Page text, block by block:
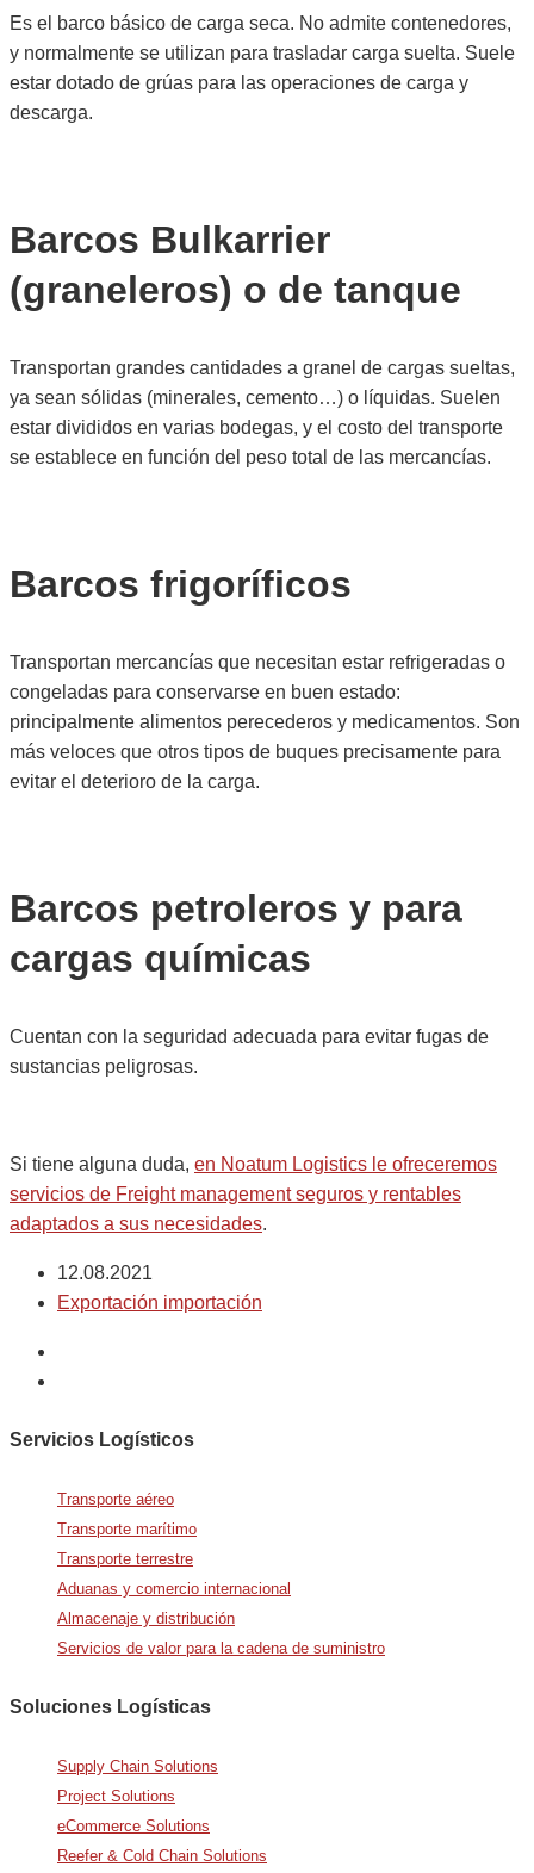
Es el barco básico de carga seca. No admite contenedores,
y normalmente se utilizan para trasladar carga suelta. Suele
estar dotado de grúas para las operaciones de carga y
descarga.
Barcos Bulkarrier
(graneleros) o de tanque
Transportan grandes cantidades a granel de cargas sueltas,
ya sean sólidas (minerales, cemento…) o líquidas. Suelen
estar divididos en varias bodegas, y el costo del transporte
se establece en función del peso total de las mercancías.
Barcos frigoríficos
Transportan mercancías que necesitan estar refrigeradas o
congeladas para conservarse en buen estado:
principalmente alimentos perecederos y medicamentos. Son
más veloces que otros tipos de buques precisamente para
evitar el deterioro de la carga.
Barcos petroleros y para
cargas químicas
Cuentan con la seguridad adecuada para evitar fugas de
sustancias peligrosas.
Si tiene alguna duda, en Noatum Logistics le ofreceremos
servicios de Freight management seguros y rentables
adaptados a sus necesidades.
12.08.2021
Exportación importación
Servicios Logísticos
Transporte aéreo
Transporte marítimo
Transporte terrestre
Aduanas y comercio internacional
Almacenaje y distribución
Servicios de valor para la cadena de suministro
Soluciones Logísticas
Supply Chain Solutions
Project Solutions
eCommerce Solutions
Reefer & Cold Chain Solutions